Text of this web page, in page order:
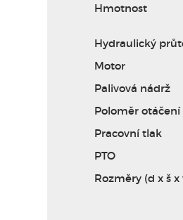
Hmotnost
Hydraulický
Motor
Palivová nádrž
Poloměr otáčení
Pracovní tlak
PTO
Rozměry (d x š x